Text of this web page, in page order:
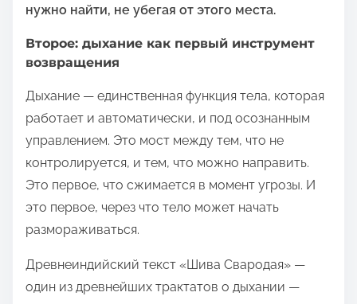
нужно найти, не убегая от этого места.
Второе: дыхание как первый инструмент
возвращения
Дыхание — единственная функция тела, которая
работает и автоматически, и под осознанным
управлением. Это мост между тем, что не
контролируется, и тем, что можно направить.
Это первое, что сжимается в момент угрозы. И
это первое, через что тело может начать
размораживаться.
Древнеиндийский текст «Шива Свародая» —
один из древнейших трактатов о дыхании —